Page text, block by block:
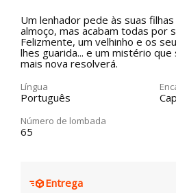
Um lenhador pede às suas
almoço, mas acabam todas por
Felizmente, um velhinho e os
lhes guarida... e um mistério
mais nova resolverá.
Língua
Português
Número de lombada
65
Entrega